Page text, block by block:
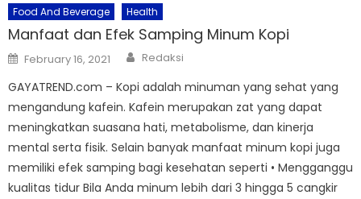
Food And Beverage Health
Manfaat dan Efek Samping Minum Kopi
Posted
on
February 16, 2021 Author
Redaksi
GAYATREND.com – Kopi adalah minuman yang sehat yang
mengandung kafein. Kafein merupakan zat yang dapat
meningkatkan suasana hati, metabolisme, dan kinerja
mental serta fisik. Selain banyak manfaat minum kopi juga
memiliki efek samping bagi kesehatan seperti • Mengganggu
kualitas tidur Bila Anda minum lebih dari 3 hingga 5 cangkir